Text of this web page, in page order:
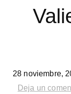
28 noviembre,
Deja un